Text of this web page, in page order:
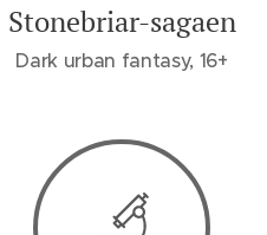
Stonebriar-sagaen
Dark urban fantasy, 16+